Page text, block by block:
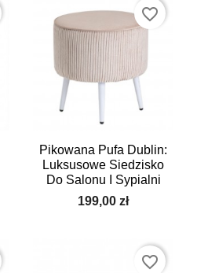
Pikowana Pufa Dublin:
Luksusowe Siedzisko
Do Salonu I Sypialni
199,00 zł
favorite_border
favorite_border